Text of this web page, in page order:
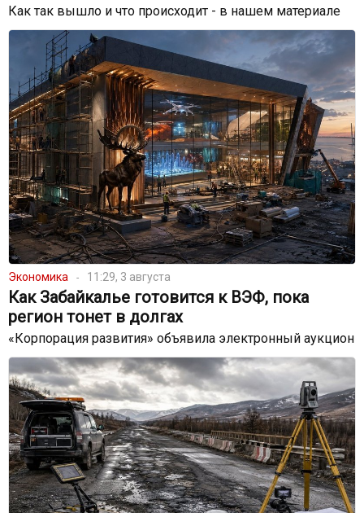
Как так вышло и что происходит - в нашем материале
Экономика 11:29, 3 августа
Как Забайкалье готовится к ВЭФ, пока
регион тонет в долгах
«Корпорация развития» объявила электронный аукцион